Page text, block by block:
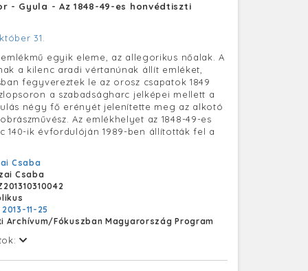
- Gyula - Az 1848-49-es honvédtiszti
31.
egyik eleme, az allegorikus nőalak. A
a kilenc aradi vértanúnak állít emléket,
fegyvereztek le az orosz csapatok 1849
a szabadságharc jelképei mellett a
négy fő erényét jelenítette meg az alkotó
Az emlékhelyet az 1848-49-es
140-ik évfordulóján 1989-ben állították fel a
Csaba
Csaba
2013-11-25
Archívum/Fókuszban Magyarország Program